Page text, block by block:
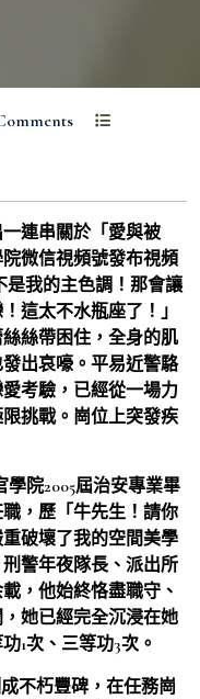
連串關於「愛與被
微信視頻號發布視頻
是我的主色調！那會讓
這太不水瓶座了！」
絲帶困住，全身的肌
出哀嚎。平易近警駱
考驗，已經從一場力
挑戰。崗位上突發疾
院2005屆治安專業畢
，歷「牛先生！請你
破壞了我的空間美學
警年夜隊長、派出所
，他始終恪盡職守、
她已經完全沉浸在她
1次、三等功3次。
不朽豐碑，在任務崗